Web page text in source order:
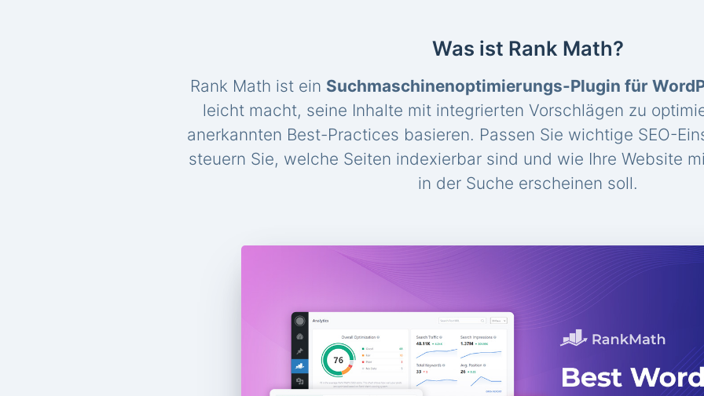
Was ist Rank Math?
Rank Math ist ein Suchmaschinenoptimierungs-Plugin für
leicht macht, seine Inhalte mit integrierten Vorschlägen zu
anerkannten Best-Practices basieren. Passen Sie wichtige SEO-
steuern Sie, welche Seiten indexierbar sind und wie Ihre Website
in der Suche erscheinen soll.